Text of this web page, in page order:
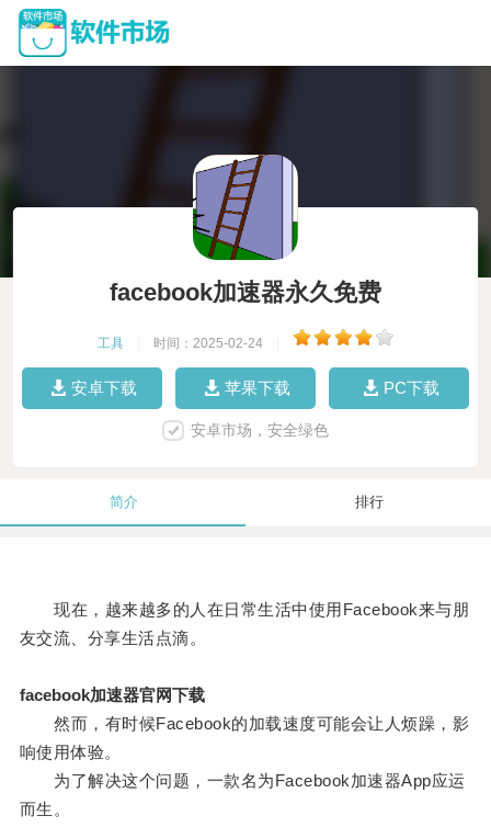
facebook加速器永久免费
工具 时间：2025-02-24
安卓下载 苹果下载 PC下载
安卓市场，安全绿色
简介 排行
现在，越来越多的人在日常生活中使用Facebook来与朋
友交流、分享生活点滴。
facebook加速器官网下载
然而，有时候Facebook的加载速度可能会让人烦躁，影
响使用体验。
为了解决这个问题，一款名为Facebook加速器App应运
而生。